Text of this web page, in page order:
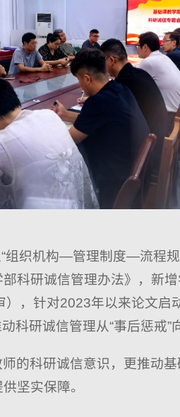
组织机构—管理制度—流程
科研诚信管理办法》，新
，针对2023年以来论文启
科研诚信管理从“事后惩戒”
的科研诚信意识，更推动
坚实保障。